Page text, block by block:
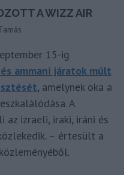
A WIZZ AIR
15-ig
ammani járatok múlt
, amelynek oka a
A
izraeli, iraki, iráni és
– értesült a